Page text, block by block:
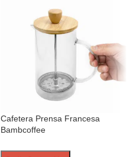
Cafetera Prensa Francesa
Bambcoffee